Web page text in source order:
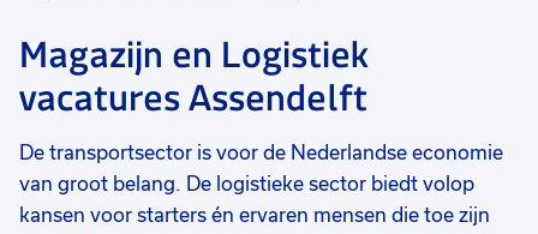
Magazijn en Logistiek
vacatures Assendelft
De transportsector is voor de Nederlandse economie
van groot belang. De logistieke sector biedt volop
kansen voor starters én ervaren mensen die toe zijn